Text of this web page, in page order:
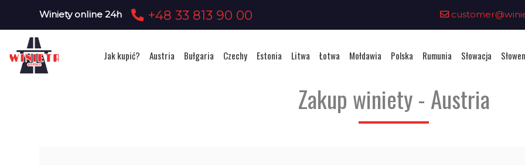
Winiety online 24h +48 33 813 90 00
Jak kupić? Austria Bułgaria Czechy Estonia Litwa Łotwa Mołdawia Polska Rumunia Słowacja
Zakup winiety - Austria